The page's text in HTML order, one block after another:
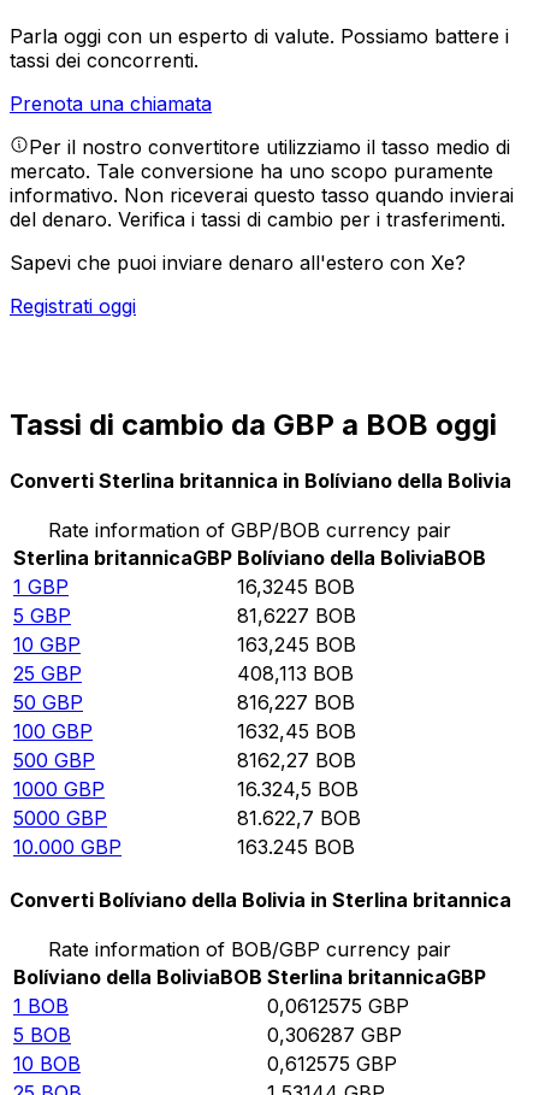
Parla oggi con un esperto di valute. Possiamo battere i
tassi dei concorrenti.
Prenota una chiamata
Per il nostro convertitore utilizziamo il tasso medio di
mercato. Tale conversione ha uno scopo puramente
informativo. Non riceverai questo tasso quando invierai
del denaro. Verifica i tassi di cambio per i trasferimenti.
Sapevi che puoi inviare denaro all'estero con Xe?
Registrati oggi
Tassi di cambio da GBP a BOB oggi
Converti Sterlina britannica in Bolíviano della Bolivia
Rate information of GBP/BOB currency pair
Sterlina britannicaGBP Bolíviano della BoliviaBOB
1 GBP 16,3245 BOB
5 GBP 81,6227 BOB
10 GBP 163,245 BOB
25 GBP 408,113 BOB
50 GBP 816,227 BOB
100 GBP 1632,45 BOB
500 GBP 8162,27 BOB
1000 GBP 16.324,5 BOB
5000 GBP 81.622,7 BOB
10.000 GBP 163.245 BOB
Converti Bolíviano della Bolivia in Sterlina britannica
Rate information of BOB/GBP currency pair
Bolíviano della BoliviaBOB Sterlina britannicaGBP
1 BOB 0,0612575 GBP
5 BOB 0,306287 GBP
10 BOB 0,612575 GBP